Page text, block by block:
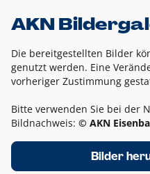
AKN
Die bereitgestellten Bilder
genutzt werden. Eine
vorheriger Zustimmung
Bitte verwenden Sie bei der
Bildnachweis: © AKN
Bilder